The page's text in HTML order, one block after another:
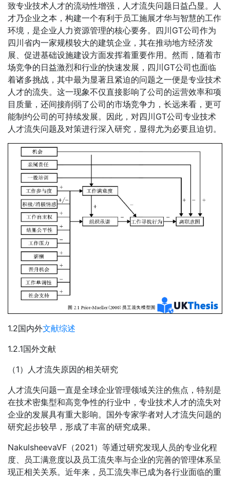
致专业技术人才的流动性增强，人才流失问题日益凸显。人
才乃企业之本，构建一个有利于员工施展才华与智慧的工作
环境，是企业人力资源管理的核心要务。四川GT公司作为
四川省内一家规模较大的建筑企业，其在推动地方经济发
展、促进基础设施建设方面发挥着重要作用。然而，随着市
场竞争的日益激烈和行业的快速发展，四川GT公司也面临
着诸多挑战，其中最为显著且紧迫的问题之一便是专业技术
人才的流失。这一现象不仅直接影响了公司的运营效率和项
目质量，还间接削弱了公司的市场竞争力，长远来看，更可
能制约公司的可持续发展。因此，对四川GT公司专业技术
人才流失问题及对策进行深入研究，显得尤为必要且迫切。
1.2国内外文献综述
1.2.1国外文献
（1）人才流失原因的相关研究
人才流失问题一直是全球企业管理领域关注的焦点，特别是
在技术密集型和高竞争性的行业中，专业技术人才的流失对
企业的发展具有重大影响。国外专家学者对人才流失问题的
研究起步较早，形成了丰富的研究成果。
NakulsheevaVF（2021）等通过研究发现人员的专业化程
度、员工满意度以及员工流失率与企业的完善的管理体系呈
现正相关关系。近年来，员工流失率已成为各行业面临的重